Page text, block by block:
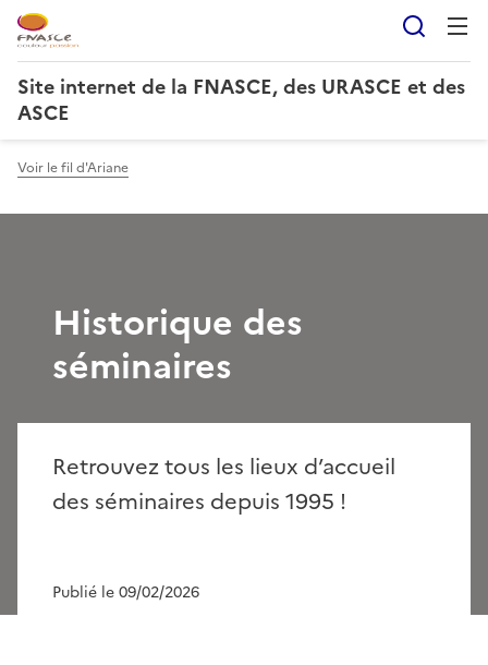
Site internet de la FNASCE, des URASCE et des
ASCE
Voir le fil d'Ariane
Historique des
séminaires
Retrouvez tous les lieux d’accueil
des séminaires depuis 1995 !
Publié le 09/02/2026